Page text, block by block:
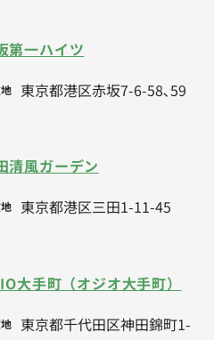
第一ハイツ
東京都港区赤坂7-6-58､59
清風ガーデン
東京都港区三田1-11-45
大手町（オジオ大手町）
東京都千代田区神田錦町1-